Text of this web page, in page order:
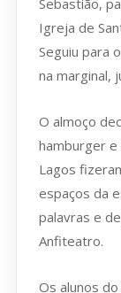
Igreja de
Seguiu para
na marginal,
O almoço
hamburger
Lagos
espaços da
palavras e
Anfiteatro.
Os alunos